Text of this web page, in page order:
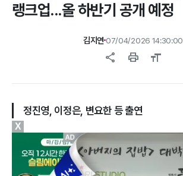
랭크업...올 하반기 공개 예정
김지연 07/04/2026 14:30:00
share print format_size
정진영, 이정은, 변요한 등 출연
X